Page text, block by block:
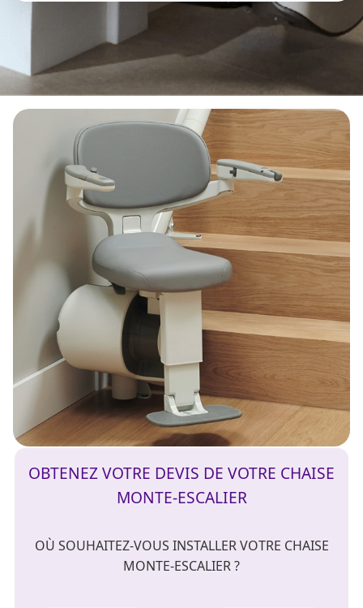
OBTENEZ VOTRE DEVIS DE VOTRE CHAISE
MONTE-ESCALIER
OÙ SOUHAITEZ-VOUS INSTALLER VOTRE CHAISE
MONTE-ESCALIER ?